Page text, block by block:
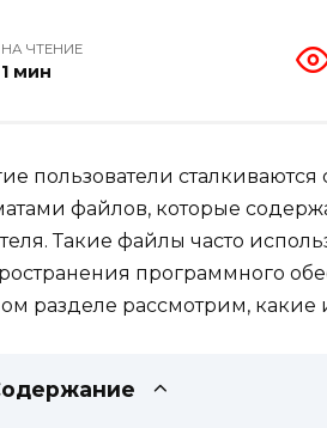
НА ЧТЕНИЕ
1 мин
пользователи
файлов, которые
Такие файлы часто
программного
разделе рассмотрим,